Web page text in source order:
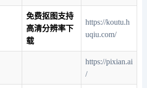
免费抠图支持
高清分辨率下
载
https://koutu.h
uqiu.com/
https://pixian.ai
/